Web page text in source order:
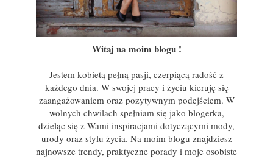
Witaj na moim blogu !
Jestem kobietą pełną pasji, czerpiącą radość z
każdego dnia. W swojej pracy i życiu kieruję się
zaangażowaniem oraz pozytywnym podejściem. W
wolnych chwilach spełniam się jako blogerka,
dzieląc się z Wami inspiracjami dotyczącymi mody,
urody oraz stylu życia. Na moim blogu znajdziesz
najnowsze trendy, praktyczne porady i moje osobiste